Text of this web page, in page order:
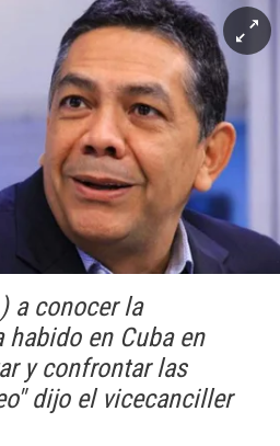
a conocer la
habido en Cuba en
y confrontar las
dijo el vicecanciller